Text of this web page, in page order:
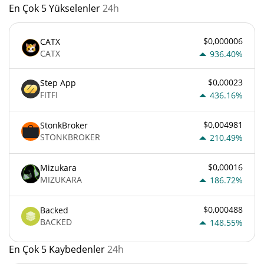
En Çok 5 Yükselenler24h
CATX
CATX
$0,000006
936.40%
Step App
FITFI
$0,00023
436.16%
StonkBroker
STONKBROKER
$0,004981
210.49%
Mizukara
MIZUKARA
$0,00016
186.72%
Backed
BACKED
$0,000488
148.55%
En Çok 5 Kaybedenler24h